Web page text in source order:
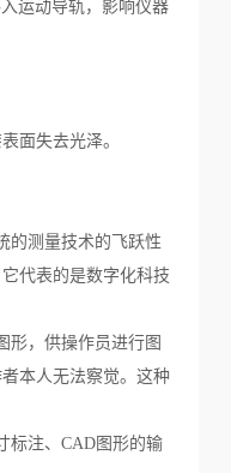
运动导轨，影响仪器
面失去光泽。
的测量技术的飞跃性
代表的是数字化科技
形，供操作员进行图
本人无法察觉。这种
标注、CAD图形的输